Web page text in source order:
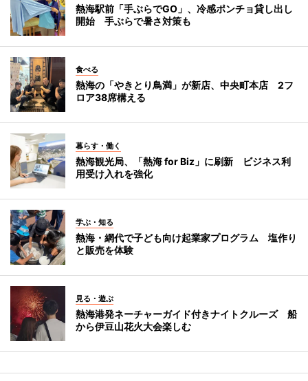
熱海駅前「手ぶらでGO」、冷感ポンチョ貸し出し
開始 手ぶらで暑さ対策も
食べる
熱海の「やきとり鳥満」が新店、中央町本店 2フ
ロア38席構える
暮らす・働く
熱海観光局、「熱海 for Biz」に刷新 ビジネス利
用受け入れを強化
学ぶ・知る
熱海・網代で子ども向け起業家プログラム 塩作り
と販売を体験
見る・遊ぶ
熱海港発ネーチャーガイド付きナイトクルーズ 船
から伊豆山花火大会楽しむ